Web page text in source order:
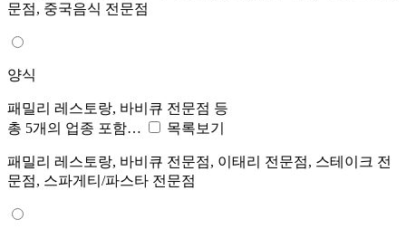
문점, 중국음식 전문점
양식
패밀리 레스토랑, 바비큐 전문점 등
총 5개의 업종 포함…
목록보기
패밀리 레스토랑, 바비큐 전문점, 이태리 전문점, 스테이크 전
문점, 스파게티/파스타 전문점